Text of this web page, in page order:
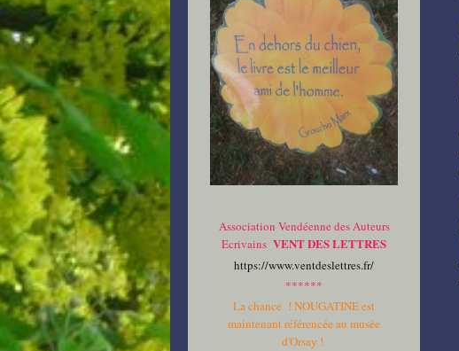
Association Vendéenne des Auteurs
EcrivainsVENT DES LETTRES
https://www.ventdeslettres.fr/
******
La chance ! NOUGATINE est
maintenant référencée au musée
d'Orsay !